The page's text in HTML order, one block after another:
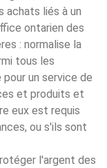
achats liés à un
ontarien des
: normalise la
tous les
un service de
et produits et
eux est requis
ou s'ils sont
l'argent des